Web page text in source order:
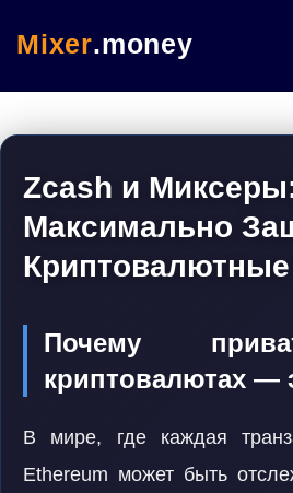
Mixer.money
Zcash и
Максимально
Почему
криптовалютах —
В мире, где каждая
Ethereum может быть